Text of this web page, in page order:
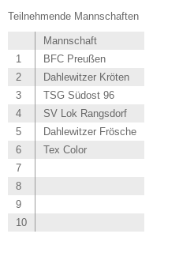
Teilnehmende Mannschaften
Mannschaft
1
BFC Preußen
2
Dahlewitzer Kröten
3
TSG Südost 96
4
SV Lok Rangsdorf
5
Dahlewitzer Frösche
6
Tex Color
7
8
9
10